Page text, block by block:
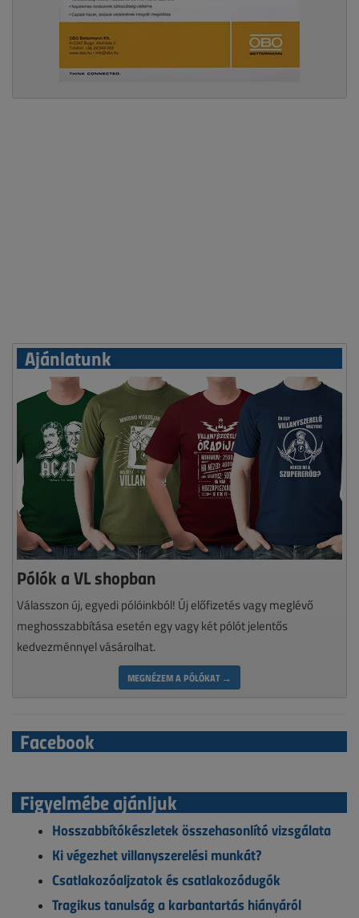
Ajánlatunk
Pólók a VL shopban
Válasszon új, egyedi pólóinkból! Új előfizetés vagy meglévő
meghosszabbítása esetén egy vagy két pólót jelentős
kedvezménnyel vásárolhat.
MEGNÉZEM A PÓLÓKAT →
Facebook
Figyelmébe ajánljuk
Hosszabbítókészletek összehasonlító vizsgálata
Ki végezhet villanyszerelési munkát?
Csatlakozóaljzatok és csatlakozódugók
Tragikus tanulság a karbantartás hiányáról